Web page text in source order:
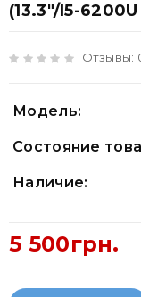
(13.3"/i5-
Отзывы:
Модель:
Состояние
Наличие:
5 500грн.